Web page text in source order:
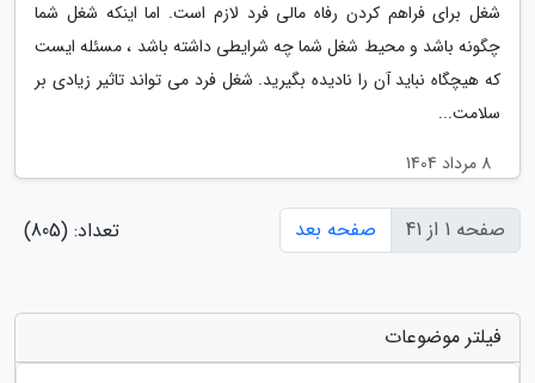
شغل برای فراهم کردن رفاه مالی فرد لازم است. اما اینکه شغل شما
چگونه باشد و محیط شغل شما چه شرایطی داشته باشد ، مسئله ایست
که هیچگاه نباید آن را نادیده بگیرید. شغل فرد می تواند تاثیر زیادی بر
سلامت...
8 مرداد 1404
صفحه 1 از 41 صفحه بعد تعداد: (805)
فیلتر موضوعات